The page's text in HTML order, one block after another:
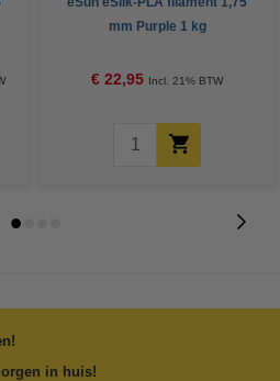
mm Purple 1 kg
€ 22,95 Incl. 21% BTW
in huis!